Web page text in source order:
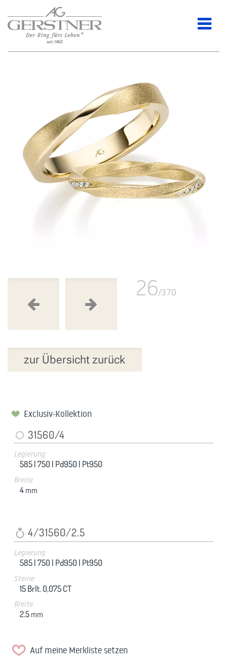
26/370
zur Übersicht zurück
Exclusiv-Kollektion
31560/4
Legierung
585 |750 | Pd950 | Pt950
Breite
4 mm
4/31560/2.5
Legierung
585 |750 | Pd950 | Pt950
Steine
15 Brlt. 0,075 CT
Breite
2.5 mm
Auf meine Merkliste setzen